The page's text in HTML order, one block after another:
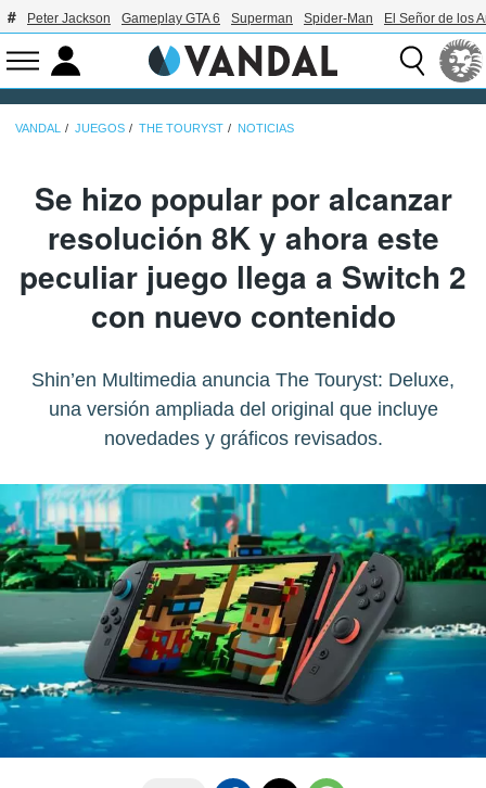
Peter Jackson Gameplay GTA 6 Superman Spider-Man El Señor de los
VANDAL JUEGOS THE TOURYST NOTICIAS
Se hizo popular por alcanzar
resolución 8K y ahora este
peculiar juego llega a Switch 2
con nuevo contenido
Shin’en Multimedia anuncia The Touryst: Deluxe,
una versión ampliada del original que incluye
novedades y gráficos revisados.